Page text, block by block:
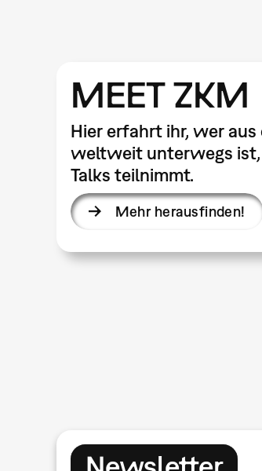
MEET ZKM
Hier erfahrt ihr, wer aus
weltweit unterwegs ist,
Talks teilnimmt.
Mehr herausfinden!